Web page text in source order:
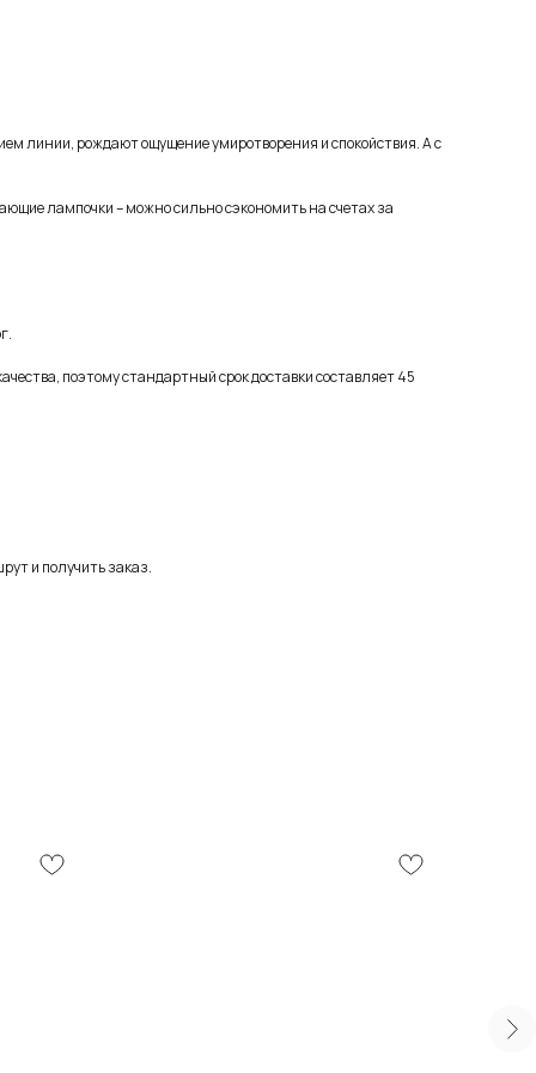
линии, рождают ощущение умиротворения и спокойствия. А с
лампочки – можно сильно сэкономить на счетах за
поэтому стандартный срок доставки составляет 45
и получить заказ.